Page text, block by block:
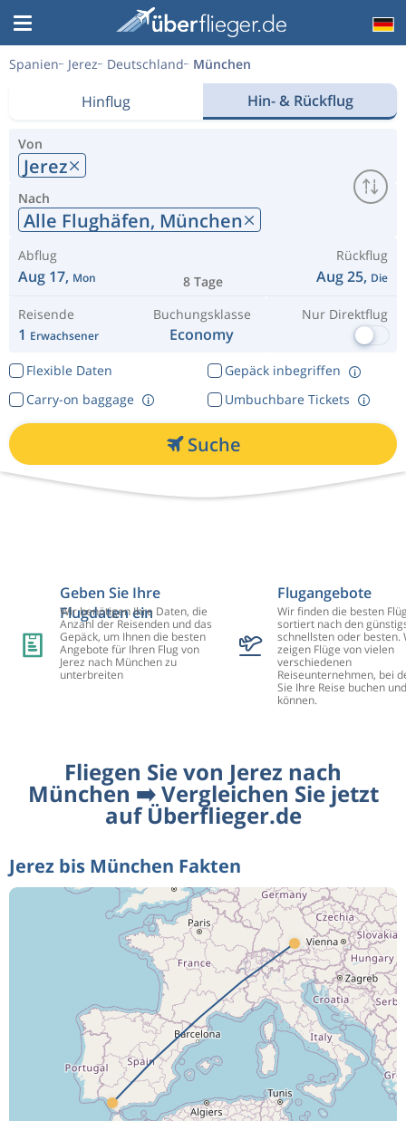
Spanien Jerez Deutschland München
Hinflug Hin- & Rückflug
Von
Jerez
Nach
Alle Flughäfen, München
Abflug
Aug 17, Mon 8 Tage
Rückflug
Aug 25, Die
Reisende
1 Erwachsener
Buchungsklasse
Economy
Nur Direktflug
Flexible Daten
Gepäck inbegriffen
Umbuchbare Tickets
Carry-on baggage
Suche
Geben Sie Ihre
Flugdaten ein
Wir benötigen Ihre Daten, die
Anzahl der Reisenden und das
Gepäck, um Ihnen die besten
Angebote für Ihren Flug von
Jerez nach München zu
unterbreiten
Flugangebote
Wir finden die besten
sortiert nach den
schnellsten oder besten.
zeigen Flüge von vielen
verschiedenen
Reiseunternehmen, bei
Sie Ihre Reise buchen
können.
Fliegen Sie von Jerez nach
München ➡️ Vergleichen Sie jetzt
auf Überflieger.de
Jerez bis München Fakten